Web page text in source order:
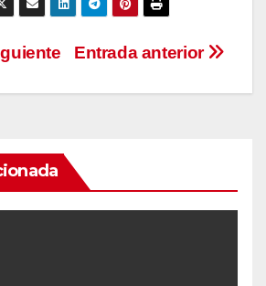
Entrada anterior